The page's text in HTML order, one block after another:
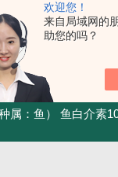
欢迎您！
来自局域网的
助您的吗？
属：鱼） 鱼白介素10（